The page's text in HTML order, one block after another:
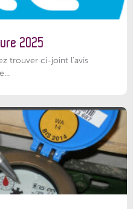
2025
trouver ci-joint l'avis